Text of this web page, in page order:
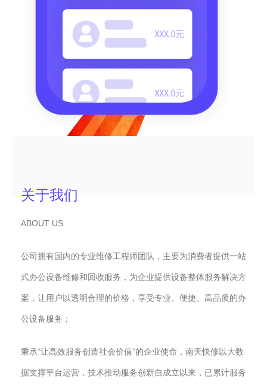
关于我们
ABOUT US
公司拥有国内的专业维修工程师团队，主要为消费者提供一站
式办公设备维修和回收服务，为企业提供设备整体服务解决方
案，让用户以透明合理的价格，享受专业、便捷、高品质的办
公设备服务；
秉承“让高效服务创造社会价值”的企业使命，南天快修以大数
据支撑平台运营，技术推动服务创新自成立以来，已累计服务